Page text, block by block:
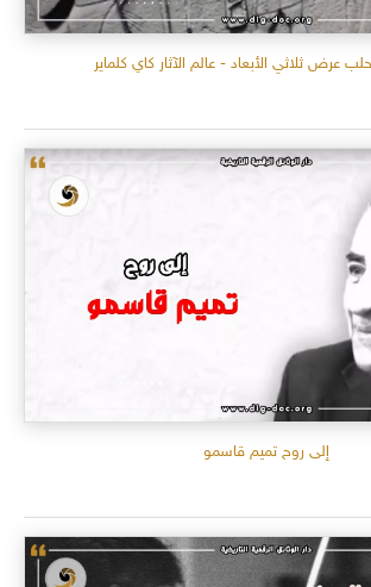
عرض ثلاثي الأبعاد - عالم الآثار كاي كلماير
إلى روح تميم قاسمو